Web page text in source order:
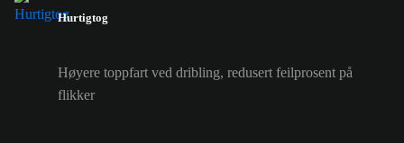
Hurtigtog
Høyere toppfart ved dribling, redusert feilprosent på
flikker